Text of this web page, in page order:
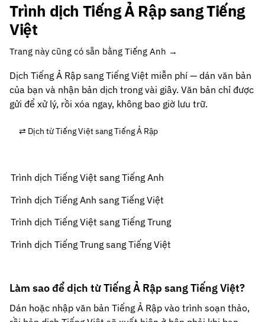
Trình dịch Tiếng Ả Rập sang Tiếng
Việt
Trang này cũng có sẵn bằng Tiếng Anh →
Dịch Tiếng Ả Rập sang Tiếng Việt miễn phí — dán văn bản
của bạn và nhận bản dịch trong vài giây. Văn bản chỉ được
gửi để xử lý, rồi xóa ngay, không bao giờ lưu trữ.
⇄ Dịch từ Tiếng Việt sang Tiếng Ả Rập
Trình dịch Tiếng Việt sang Tiếng Anh
Trình dịch Tiếng Anh sang Tiếng Việt
Trình dịch Tiếng Việt sang Tiếng Trung
Trình dịch Tiếng Trung sang Tiếng Việt
Làm sao để dịch từ Tiếng Ả Rập sang Tiếng Việt?
Dán hoặc nhập văn bản Tiếng Ả Rập vào trình soạn thảo,